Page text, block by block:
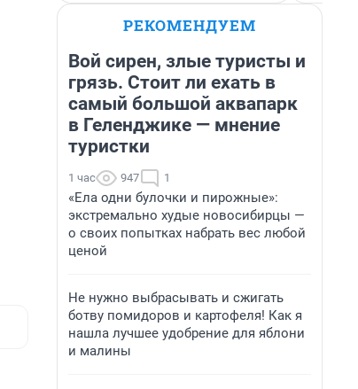
РЕКОМЕНДУЕМ
Вой сирен, злые туристы и
грязь. Стоит ли ехать в
самый большой аквапарк
в Геленджике — мнение
туристки
1 час 947 1
«Ела одни булочки и пирожные»:
экстремально худые новосибирцы —
о своих попытках набрать вес любой
ценой
Не нужно выбрасывать и сжигать
ботву помидоров и картофеля! Как я
нашла лучшее удобрение для яблони
и малины